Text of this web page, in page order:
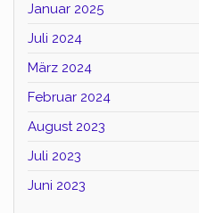
Januar 2025
Juli 2024
März 2024
Februar 2024
August 2023
Juli 2023
Juni 2023